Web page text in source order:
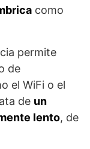
como
permite
de
el WiFi o el
de un
lento, de